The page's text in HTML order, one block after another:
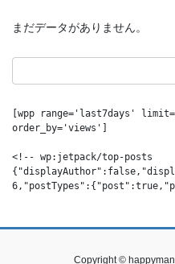
まだデータがありません。
[wpp range='last7days'
order_by='views']
<!-- wp:jetpack/top-posts
Copyright ©